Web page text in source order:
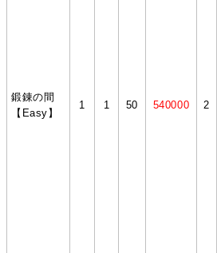
鍛錬の間
【Easy】
1 1 50 540000 2